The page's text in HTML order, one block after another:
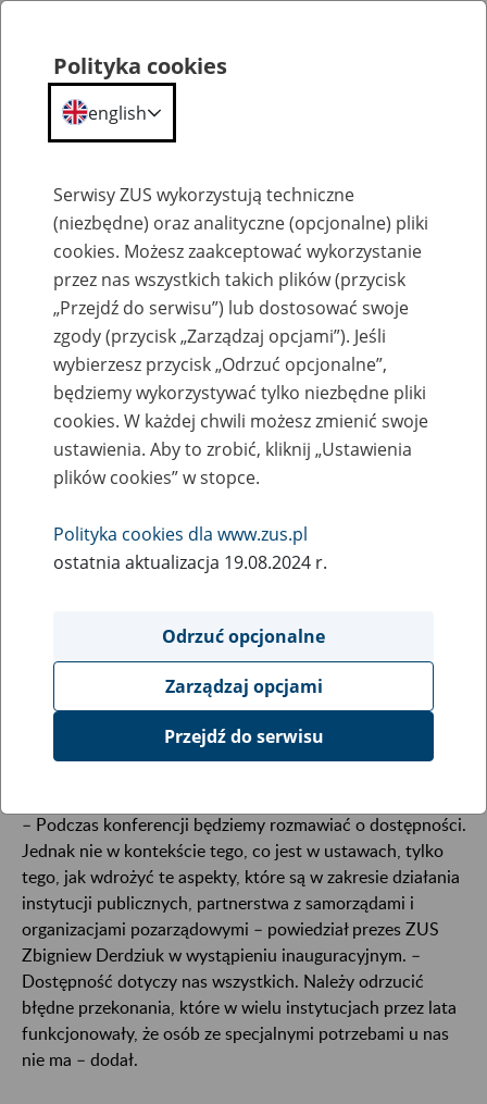
Aktualności
Konferencja o dostępności dla osób ze
szczególnymi potrzebami
28
May
2024
28 maja 2024 r. w centrali Zakładu Ubezpieczeń
Społecznych w Warszawie odbyła się konferencja
pt. „Dostępność dziś i jutro”. Eksperci dyskutowali
m.in. o wdrażaniu i monitorowaniu dostępności dla
osób ze szczególnymi potrzebami.
– Podczas konferencji będziemy rozmawiać o dostępności.
Jednak nie w kontekście tego, co jest w ustawach, tylko
tego, jak wdrożyć te aspekty, które są w zakresie działania
instytucji publicznych, partnerstwa z samorządami i
organizacjami pozarządowymi – powiedział prezes ZUS
Zbigniew Derdziuk w wystąpieniu inauguracyjnym. –
Dostępność dotyczy nas wszystkich. Należy odrzucić
błędne przekonania, które w wielu instytucjach przez lata
funkcjonowały, że osób ze specjalnymi potrzebami u nas
nie ma – dodał.
Polityka cookies
english
Serwisy ZUS wykorzystują techniczne
(niezbędne) oraz analityczne (opcjonalne) pliki
cookies. Możesz zaakceptować wykorzystanie
przez nas wszystkich takich plików (przycisk
„Przejdź do serwisu”) lub dostosować swoje
zgody (przycisk „Zarządzaj opcjami”). Jeśli
wybierzesz przycisk „Odrzuć opcjonalne”,
będziemy wykorzystywać tylko niezbędne pliki
cookies. W każdej chwili możesz zmienić swoje
ustawienia. Aby to zrobić, kliknij „Ustawienia
plików cookies” w stopce.
Polityka cookies dla www.zus.pl
ostatnia aktualizacja 19.08.2024 r.
Odrzuć opcjonalne
Zarządzaj opcjami
Przejdź do serwisu